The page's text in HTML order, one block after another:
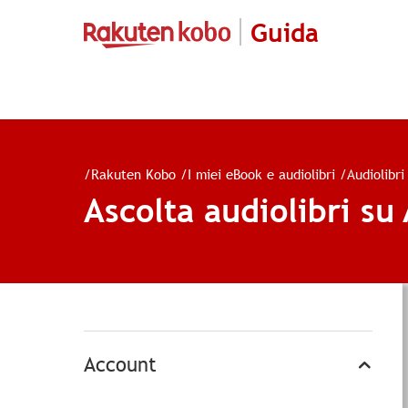
Guida
/Rakuten Kobo /I miei eBook e audiolibri /Audiolibri
Ascolta audiolibri su
Account